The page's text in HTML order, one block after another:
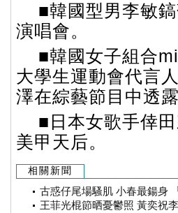
■韓國型男李敏
演唱會。
■韓國女子組合
大學生運動會代言
澤在綜藝節目中透
■日本女歌手倖
美甲天后。
相關新聞
古惑仔尾場騷肌 小春最鍚身
王菲光棍節晒憂鬱照 黃奕祝